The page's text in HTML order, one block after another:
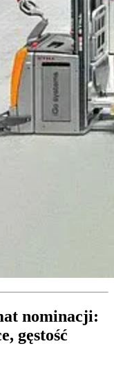
nominacji:
gęstość